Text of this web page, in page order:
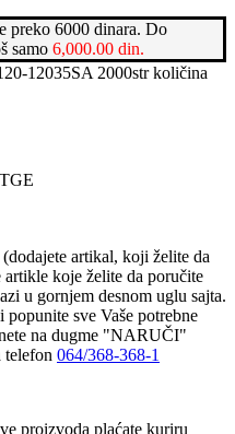
preko 6000 dinara. Do
samo 6,000.00 din.
12035SA 2000str količina
artikal, koji želite da
koje želite da poručite
u gornjem desnom uglu sajta.
sve Vaše potrebne
na dugme "NARUČI"
telefon 064/368-368-1
proizvoda plaćate kuriru